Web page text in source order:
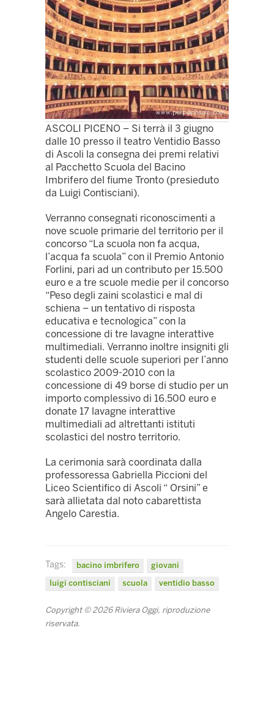
ASCOLI PICENO – Si terrà il 3 giugno
dalle 10 presso il teatro Ventidio Basso
di Ascoli la consegna dei premi relativi
al Pacchetto Scuola del Bacino
Imbrifero del fiume Tronto (presieduto
da Luigi Contisciani).
Verranno consegnati riconoscimenti a
nove scuole primarie del territorio per il
concorso “La scuola non fa acqua,
l’acqua fa scuola” con il Premio Antonio
Forlini, pari ad un contributo per 15.500
euro e a tre scuole medie per il concorso
“Peso degli zaini scolastici e mal di
schiena – un tentativo di risposta
educativa e tecnologica” con la
concessione di tre lavagne interattive
multimediali. Verranno inoltre insigniti gli
studenti delle scuole superiori per l’anno
scolastico 2009-2010 con la
concessione di 49 borse di studio per un
importo complessivo di 16.500 euro e
donate 17 lavagne interattive
multimediali ad altrettanti istituti
scolastici del nostro territorio.
La cerimonia sarà coordinata dalla
professoressa Gabriella Piccioni del
Liceo Scientifico di Ascoli “ Orsini” e
sarà allietata dal noto cabarettista
Angelo Carestia.
Tags: bacino imbrifero
giovani
luigi contisciani
scuola ventidio basso
Copyright © 2026 Riviera Oggi, riproduzione
riservata.